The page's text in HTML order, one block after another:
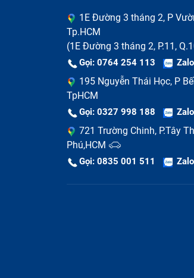
1E Đường 3 tháng 2, P
Tp.HCM
(1E Đường 3 tháng 2, P.11,
Gọi: 0764 254 113 Zalo
195 Nguyễn Thái Học, P
TpHCM
Gọi: 0327 998 188 Zalo
721 Trường Chinh, P.Tây
Phú,HCM
Gọi: 0835 001 511 Zalo